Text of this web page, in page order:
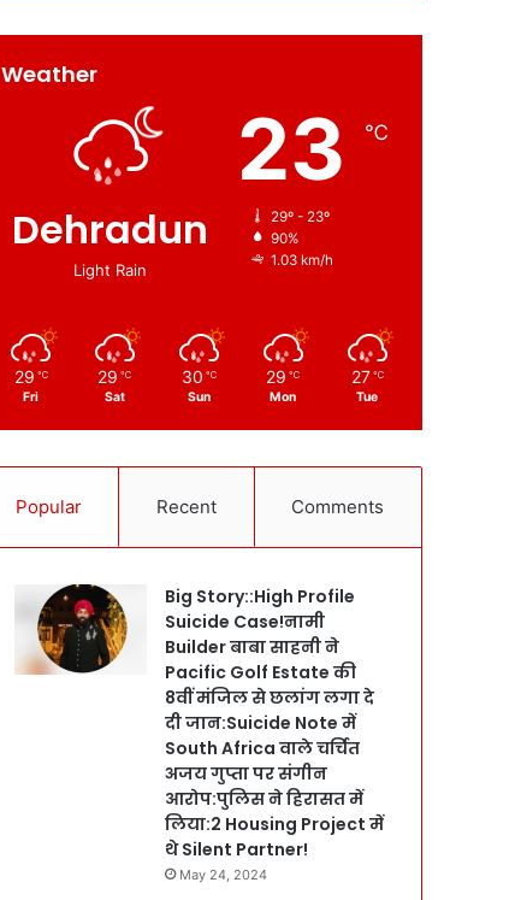
Weather
Dehradun
Light Rain
23 ℃
29º - 23º
90%
1.03 km/h
29 ℃
Fri
29 ℃
Sat
30 ℃
Sun
29 ℃
Mon
27 ℃
Tue
Popular Recent Comments
Big Story::High Profile
Suicide Case!नामी
Builder बाबा साहनी ने
Pacific Golf Estate की
8वीं मंजिल से छलांग लगा दे
दी जान:Suicide Note में
South Africa वाले चर्चित
अजय गुप्ता पर संगीन
आरोप:पुलिस ने हिरासत में
लिया:2 Housing Project में
थे Silent Partner!
May 24, 2024